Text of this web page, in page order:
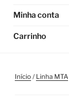
Minha conta
Carrinho
Início/Linha MTA